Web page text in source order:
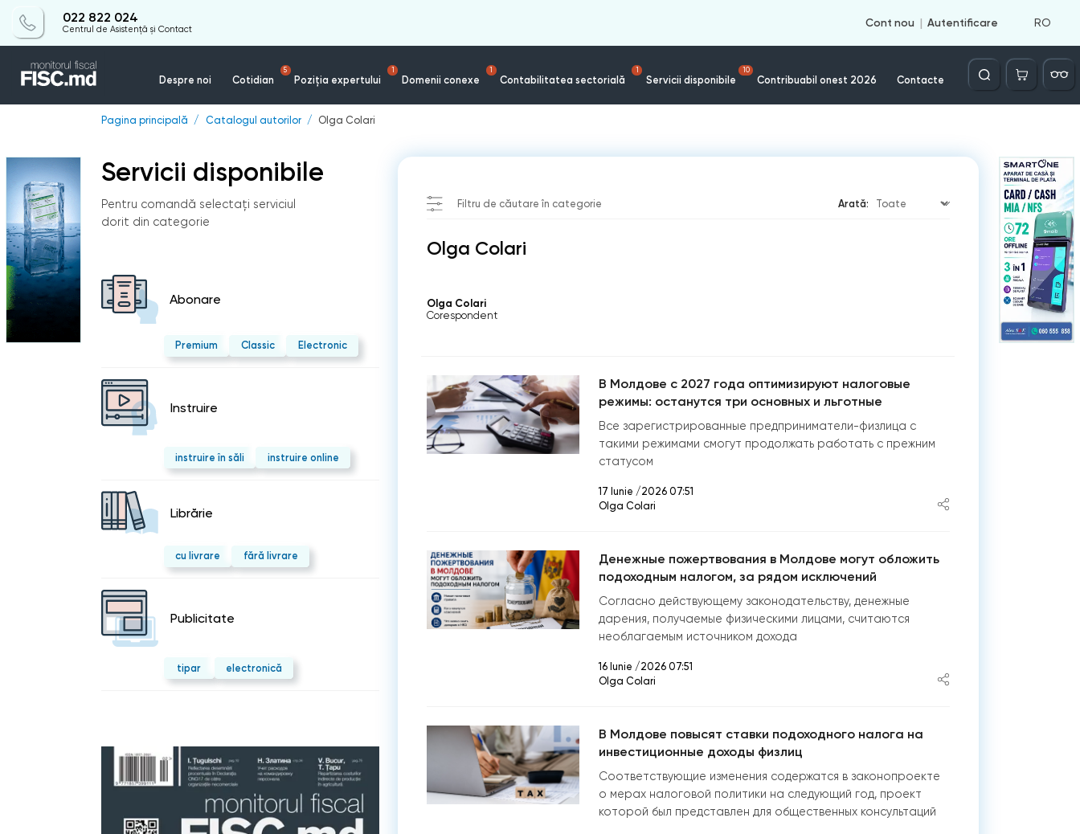
022 822 024
Centrul de Asistență și Contact
Cont nou Autentificare RO
Despre noi Cotidian
5
Poziția expertului
1
Domenii conexe
1
Contabilitatea sectorială
1
Servicii disponibile
10
Contribuabil onest 2026 Contacte
Căutare
Pagina principală Catalogul autorilor Olga Colari
Servicii disponibile
Pentru comandă selectați serviciul
dorit din categorie
Abonare
Premium Classic Electronic
Instruire
instruire în săli instruire online
Librărie
cu livrare fără livrare
Publicitate
tipar electronică
Filtru de căutare în categorie Arată:
Olga Colari
Olga Colari
Corespondent
В Молдове с 2027 года оптимизируют налоговые
режимы: останутся три основных и льготные
Все зарегистрированные предприниматели-физлица с
такими режимами смогут продолжать работать с прежним
статусом
17 Iunie /2026 07:51
Olga Colari
Денежные пожертвования в Молдове могут обложить
подоходным налогом, за рядом исключений
Согласно действующему законодательству, денежные
дарения, получаемые физическими лицами, считаются
необлагаемым источником дохода
16 Iunie /2026 07:51
Olga Colari
В Молдове повысят ставки подоходного налога на
инвестиционные доходы физлиц
Соответствующие изменения содержатся в законопроекте
о мерах налоговой политики на следующий год, проект
которой был представлен для общественных консультаций